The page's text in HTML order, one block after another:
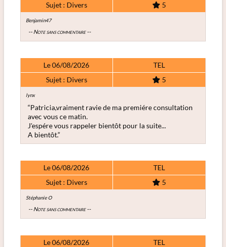
Sujet : Divers
5
Benjamin47
-- Note sans commentaire --
Le 06/08/2026
TEL
Sujet : Divers
5
lynx
“Patricia,vraiment ravie de ma premiére consultation
avec vous ce matin.
J'espére vous rappeler bientôt pour la suite...
A bientôt.”
Le 06/08/2026
TEL
Sujet : Divers
5
Stéphanie O
-- Note sans commentaire --
Le 06/08/2026
TEL